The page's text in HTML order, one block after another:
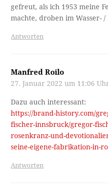
gefreut, als ich 1953 meine
machte, droben im Wasser-
Antworten
Manfred Roilo
27. Januar 2022 um 11:06
Dazu auch interessant:
https://brand-history.com/
fischer-innsbruck/gregor-
rosenkranz-und-
seine-eigene-fabrikation-in-
Antworten